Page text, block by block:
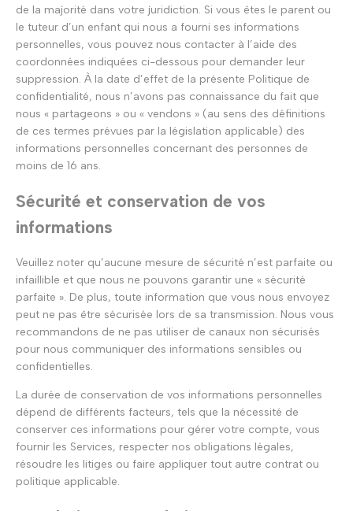
de la majorité dans votre juridiction. Si vous êtes le parent ou
le tuteur d’un enfant qui nous a fourni ses informations
personnelles, vous pouvez nous contacter à l’aide des
coordonnées indiquées ci-dessous pour demander leur
suppression. À la date d’effet de la présente Politique de
confidentialité, nous n’avons pas connaissance du fait que
nous « partageons » ou « vendons » (au sens des définitions
de ces termes prévues par la législation applicable) des
informations personnelles concernant des personnes de
moins de 16 ans.
Sécurité et conservation de vos
informations
Veuillez noter qu’aucune mesure de sécurité n’est parfaite ou
infaillible et que nous ne pouvons garantir une « sécurité
parfaite ». De plus, toute information que vous nous envoyez
peut ne pas être sécurisée lors de sa transmission. Nous vous
recommandons de ne pas utiliser de canaux non sécurisés
pour nous communiquer des informations sensibles ou
confidentielles.
La durée de conservation de vos informations personnelles
dépend de différents facteurs, tels que la nécessité de
conserver ces informations pour gérer votre compte, vous
fournir les Services, respecter nos obligations légales,
résoudre les litiges ou faire appliquer tout autre contrat ou
politique applicable.